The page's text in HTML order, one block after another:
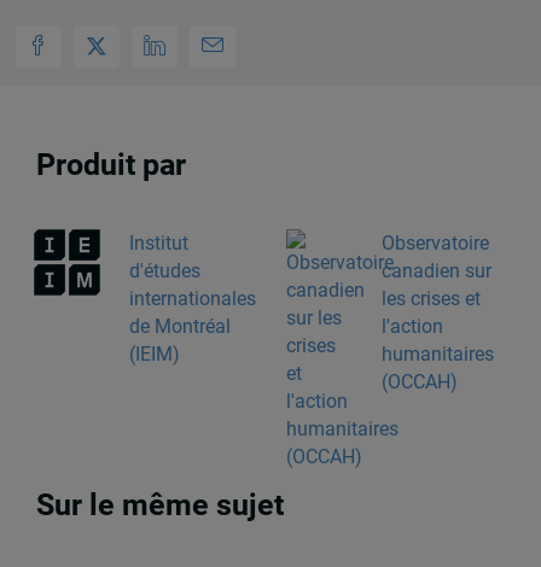
Produit par
Institut
d'études
internationales
de Montréal
(IEIM)
Observatoire
canadien sur
les crises et
l'action
humanitaires
(OCCAH)
Sur le même sujet